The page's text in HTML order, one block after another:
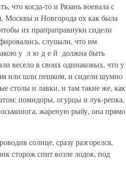
что когда-то и Рязань воевала с
Москвы и Новгорода ох как была
их прапраправнуки сидели
слушали, что им
у л ю д е й должна быть
весело в своих одинаковых, что у
или шли пешком, и сидели шумно
столы и лавки, и там такие же, как
помидоры, огурцы и лук-репка,
жареную рыбу, она прямо
солнце, сразу разгорелся,
сторож спит возле лодок, под